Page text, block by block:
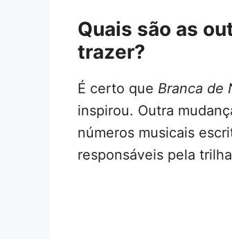
Quais são as
trazer?
É certo que Branca de
inspirou. Outra
números musicais
responsáveis pela